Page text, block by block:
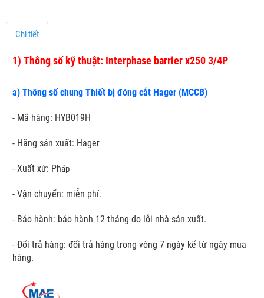
Chi tiết
1) Thông số kỹ thuật: Interphase barrier x250 3/4P
a) Thông số chung Thiết bị đóng cắt Hager (MCCB)
- Mã hàng: HYB019H
- Hãng sản xuất: Hager
- Xuất xứ: Pháp
- Vận chuyển: miễn phí.
- Bảo hành: bảo hành 12 tháng do lỗi nhà sản xuất.
- Đổi trả hàng: đổi trả hàng trong vòng 7 ngày kể từ ngày mua
hàng.